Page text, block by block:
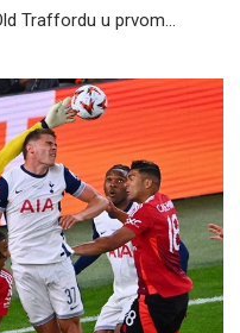
Traffordu u prvom...